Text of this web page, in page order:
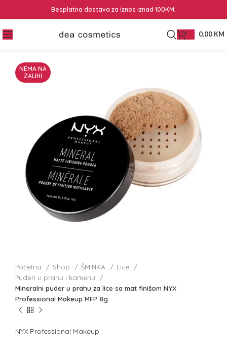
Besplatna dostava za iznos iznad 100KM.
0,00 KM
NEMA NA
ZALIHI
Početna Shop ŠMINKA
Lice
Puderi u prahu i kamenu
Mineralni puder u prahu za lice sa mat finišom NYX
Professional Makeup MFP 8g
NYX Professional Makeup